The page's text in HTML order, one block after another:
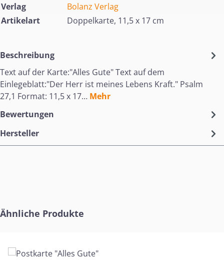
Verlag
Bolanz Verlag
Artikelart
Doppelkarte, 11,5 x 17 cm
Beschreibung
Text auf der Karte:"Alles Gute" Text auf dem
Einlegeblatt:"Der Herr ist meines Lebens Kraft." Psalm
27,1 Format: 11,5 x 17… Mehr
Bewertungen
Hersteller
Produktgalerie überspringen
Ähnliche Produkte